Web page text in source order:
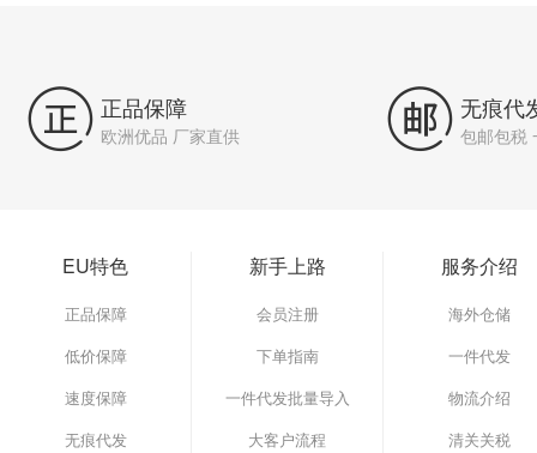
 正品保障
欧洲优品 厂家直供  无痕代
包邮包税
EU特色
正品保障
低价保障
速度保障
无痕代发
新手上路
会员注册
下单指南
一件代发批量导入
大客户流程
服务介绍
海外仓储
一件代发
物流介绍
清关关税